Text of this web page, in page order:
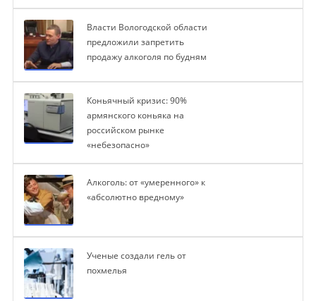
Власти Вологодской области
предложили запретить
продажу алкоголя по будням
Коньячный кризис: 90%
армянского коньяка на
российском рынке
«небезопасно»
Алкоголь: от «умеренного» к
«абсолютно вредному»
Ученые создали гель от
похмелья